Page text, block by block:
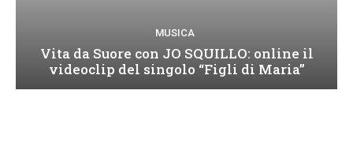
MUSICA
Vita da Suore con JO SQUILLO: online il
videoclip del singolo “Figli di Maria”